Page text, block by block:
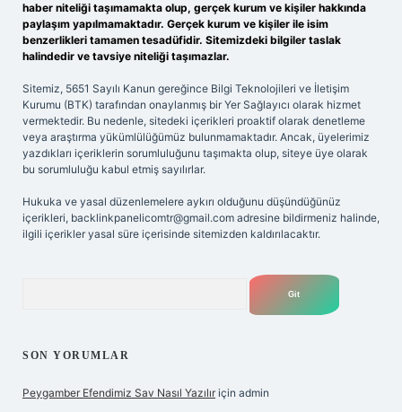
haber niteliği taşımamakta olup, gerçek kurum ve kişiler hakkında
paylaşım yapılmamaktadır. Gerçek kurum ve kişiler ile isim
benzerlikleri tamamen tesadüfidir. Sitemizdeki bilgiler taslak
halindedir ve tavsiye niteliği taşımazlar.
Sitemiz, 5651 Sayılı Kanun gereğince Bilgi Teknolojileri ve İletişim
Kurumu (BTK) tarafından onaylanmış bir Yer Sağlayıcı olarak hizmet
vermektedir. Bu nedenle, sitedeki içerikleri proaktif olarak denetleme
veya araştırma yükümlülüğümüz bulunmamaktadır. Ancak, üyelerimiz
yazdıkları içeriklerin sorumluluğunu taşımakta olup, siteye üye olarak
bu sorumluluğu kabul etmiş sayılırlar.
Hukuka ve yasal düzenlemelere aykırı olduğunu düşündüğünüz
içerikleri, backlinkpanelicomtr@gmail.com adresine bildirmeniz halinde,
ilgili içerikler yasal süre içerisinde sitemizden kaldırılacaktır.
SON YORUMLAR
Peygamber Efendimiz Sav Nasıl Yazılır için admin